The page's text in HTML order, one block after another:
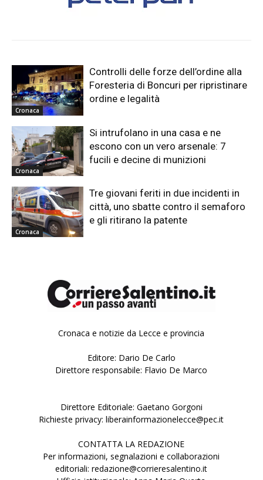
Cronaca
Controlli delle forze dell’ordine alla
Foresteria di Boncuri per ripristinare
ordine e legalità
Cronaca
Si intrufolano in una casa e ne
escono con un vero arsenale: 7
fucili e decine di munizioni
Cronaca
Tre giovani feriti in due incidenti in
città, uno sbatte contro il semaforo
e gli ritirano la patente
Cronaca e notizie da Lecce e provincia
Editore: Dario De Carlo
Direttore responsabile: Flavio De Marco
Direttore Editoriale: Gaetano Gorgoni
Richieste privacy: liberainformazionelecce@pec.it
CONTATTA LA REDAZIONE
Per informazioni, segnalazioni e collaborazioni
editoriali: redazione@corrieresalentino.it